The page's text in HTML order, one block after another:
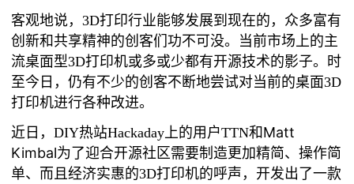
客观地说，3D打印行业能够发展到现在的，众多富有
创新和共享精神的创客们功不可没。当前市场上的主
流桌面型3D打印机或多或少都有开源技术的影子。时
至今日，仍有不少的创客不断地尝试对当前的桌面3D
打印机进行各种改进。
近日，DIY热站Hackaday 上的用户TTN和 Matt
Kimbal为了迎合开源社区需要制造更加精简、操作简
单、而且经济实惠的3D打印机的呼声，开发出了一款